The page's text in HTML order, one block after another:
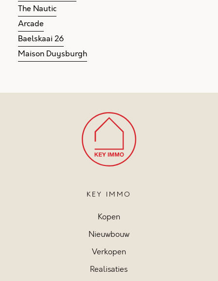
The Nautic
Arcade
Baelskaai 26
Maison Duysburgh
KEY IMMO
Kopen
Nieuwbouw
Verkopen
Realisaties